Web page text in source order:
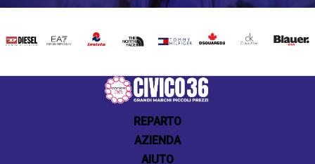
DIESEL EA7 INVICTATHE
TOMMY
DSQUARED2
CALVIN BLAUER
REPARTO
AZIENDA
AIUTO